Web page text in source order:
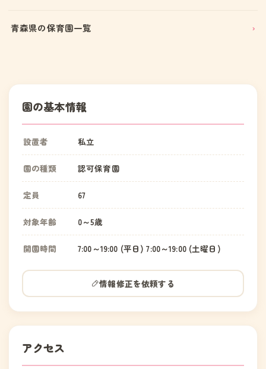
青森県の保育園一覧
園の基本情報
設置者 私立
園の種類 認可保育園
定員 67
対象年齢 0～5歳
開園時間 7:00～19:00 (平日) 7:00～19:00 (土曜日)
情報修正を依頼する
アクセス